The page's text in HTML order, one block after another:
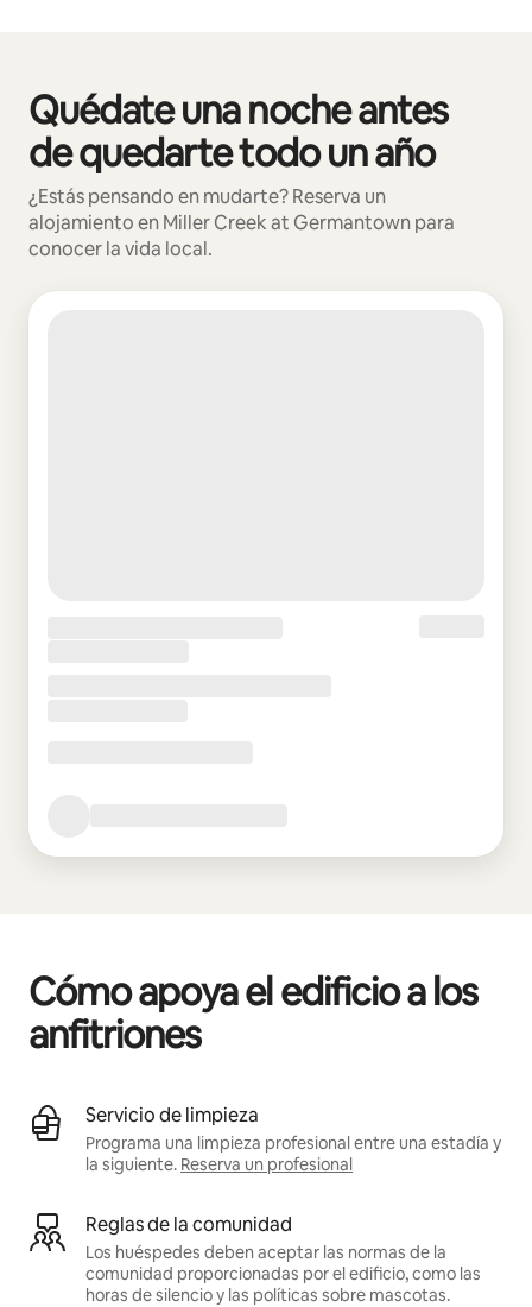
Quédate una noche antes
de quedarte todo un año
¿Estás pensando en mudarte? Reserva un
alojamiento en Miller Creek at Germantown para
conocer la vida local.
Se muestran0 de 0 elementos
Cómo apoya el edificio a los
anfitriones
Servicio de limpieza
Programa una limpieza profesional entre una estadía y
la siguiente. Reserva un profesional
Reglas de la comunidad
Los huéspedes deben aceptar las normas de la
comunidad proporcionadas por el edificio, como las
horas de silencio y las políticas sobre mascotas.